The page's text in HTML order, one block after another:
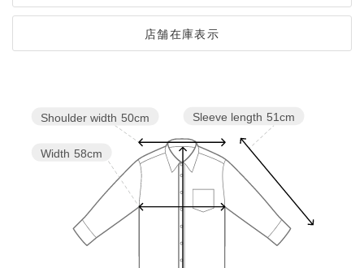
店舗在庫表示
Sleeve length 51cm
Width 58cm
Shoulder width 50cm